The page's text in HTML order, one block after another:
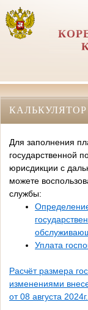
Для заполнения
государственной
юрисдикции с
можете
службы:
Уплата
Расчёт размера
изменениями
от 08 августа 2024г.